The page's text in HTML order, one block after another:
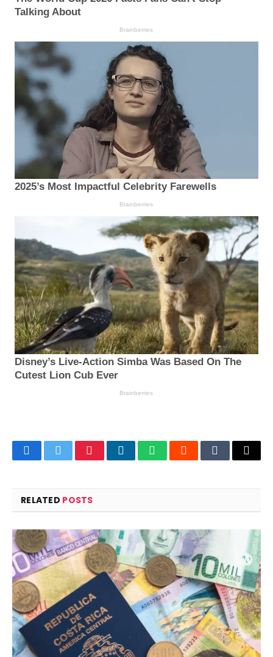
FacebookTwitterPinterestLinkedInWhatsAppRedditTumblrEmail
RELATED POSTS